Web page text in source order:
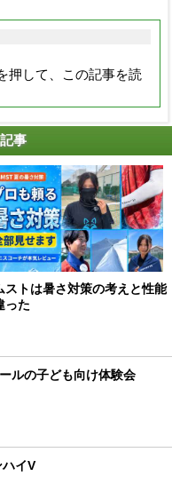
押して、この記事を読
事
ストは暑さ対策の考えと性能
った
ルの子ども向け体験会
イV